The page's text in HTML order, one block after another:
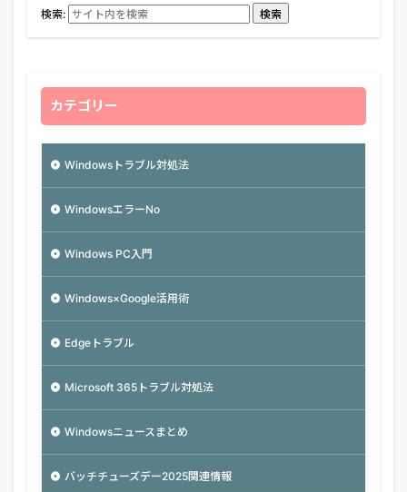
検索: 検索
カテゴリー
Windowsトラブル対処法
WindowsエラーNo
Windows PC入門
Windows×Google活用術
Edgeトラブル
Microsoft 365トラブル対処法
Windowsニュースまとめ
バッチチューズデー2025関連情報